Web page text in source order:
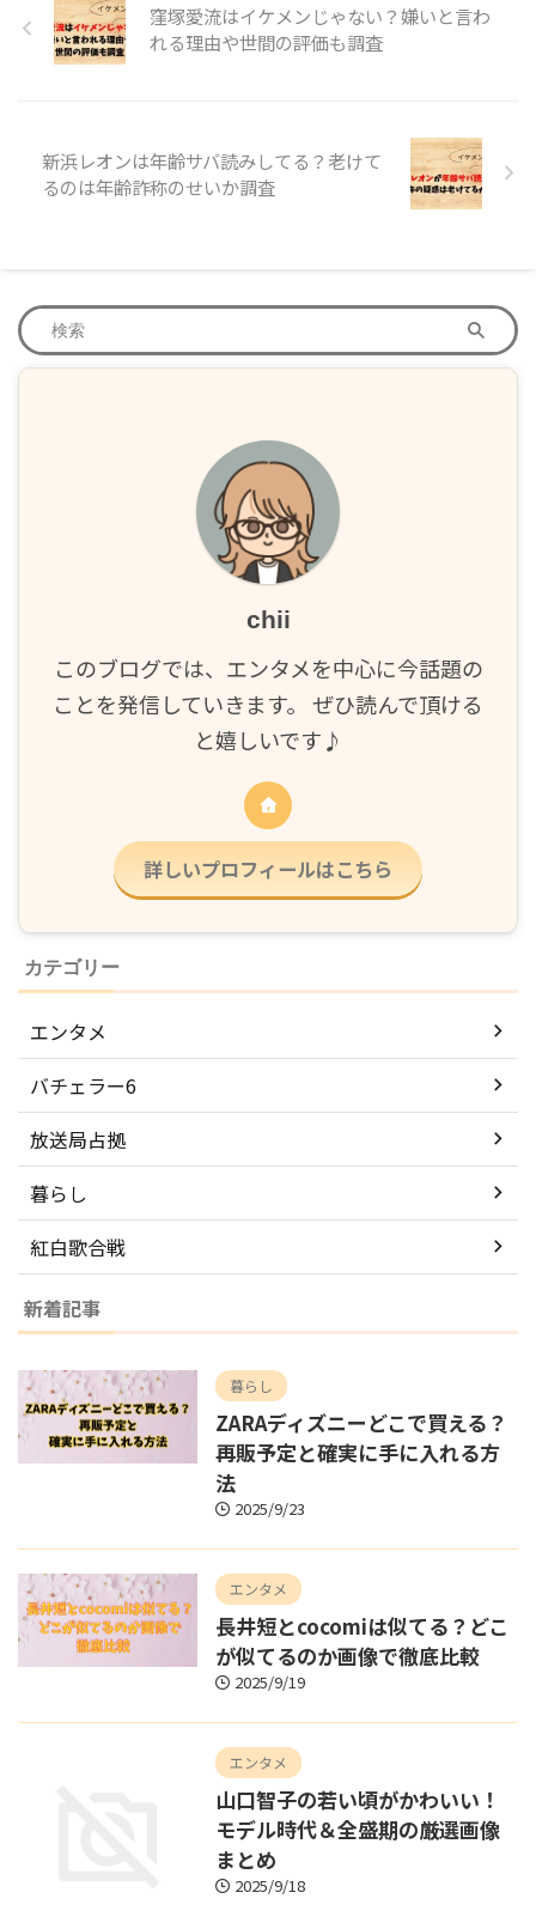
窪塚愛流はイケメンじゃない？嫌いと言わ
れる理由や世間の評価も調査
新浜レオンは年齢サバ読みしてる？老けて
るのは年齢詐称のせいか調査
chii
このブログでは、エンタメを中心に今話題の
ことを発信していきます。 ぜひ読んで頂ける
と嬉しいです♪
詳しいプロフィールはこちら
カテゴリー
エンタメ
バチェラー6
放送局占拠
暮らし
紅白歌合戦
新着記事
暮らし
ZARAディズニーどこで買える？
再販予定と確実に手に入れる方
法
2025/9/23
エンタメ
長井短とcocomiは似てる？どこ
が似てるのか画像で徹底比較
2025/9/19
エンタメ
山口智子の若い頃がかわいい！
モデル時代＆全盛期の厳選画像
まとめ
2025/9/18